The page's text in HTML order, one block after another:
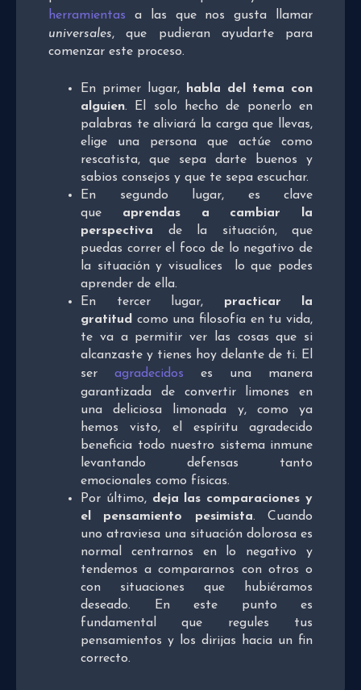
herramientas a las que nos gusta llamar
universales, que pudieran ayudarte para
comenzar este proceso.
En primer lugar, habla del tema con
alguien. El solo hecho de ponerlo en
palabras te aliviará la carga que llevas,
elige una persona que actúe como
rescatista, que sepa darte buenos y
sabios consejos y que te sepa escuchar.
En segundo lugar, es clave
que aprendas a cambiar la
perspectiva de la situación, que
puedas correr el foco de lo negativo de
la situación y visualices lo que podes
aprender de ella.
En tercer lugar, practicar la
gratitud como una filosofía en tu vida,
te va a permitir ver las cosas que si
alcanzaste y tienes hoy delante de ti. El
ser agradecidos es una manera
garantizada de convertir limones en
una deliciosa limonada y, como ya
hemos visto, el espíritu agradecido
beneficia todo nuestro sistema inmune
levantando defensas tanto
emocionales como físicas.
Por último, deja las comparaciones y
el pensamiento pesimista. Cuando
uno atraviesa una situación dolorosa es
normal centrarnos en lo negativo y
tendemos a compararnos con otros o
con situaciones que hubiéramos
deseado. En este punto es
fundamental que regules tus
pensamientos y los dirijas hacia un fin
correcto.